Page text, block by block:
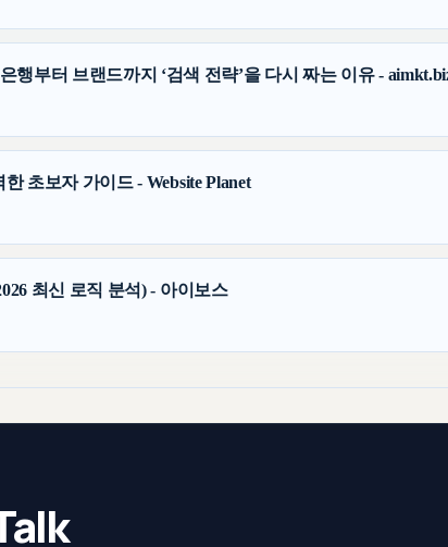
부터 브랜드까지 ‘검색 전략’을 다시 짜는 이유 -
초보자 가이드 - Website Planet
최신 로직 분석) - 아이보스